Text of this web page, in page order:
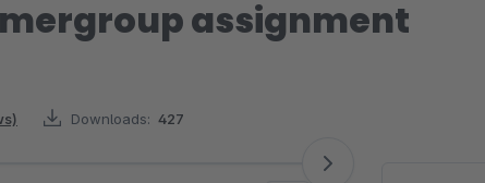
assignment
Downloads: 427